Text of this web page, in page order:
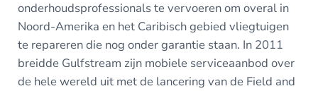
onderhoudsprofessionals te vervoeren om overal in
Noord-Amerika en het Caribisch gebied vliegtuigen
te repareren die nog onder garantie staan. In 2011
breidde Gulfstream zijn mobiele serviceaanbod over
de hele wereld uit met de lancering van de Field and